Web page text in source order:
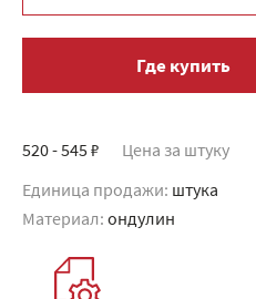
Где купить
520 - 545 ₽ Цена за штуку
Единица продажи: штука
Материал: ондулин